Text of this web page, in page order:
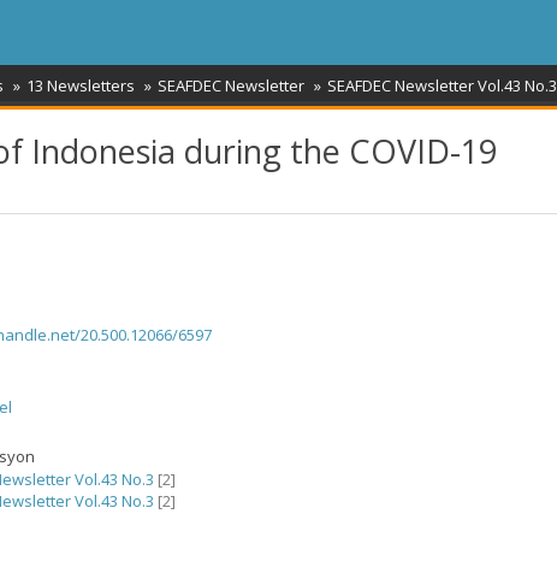
13 Newsletters SEAFDEC Newsletter SEAFDEC Newsletter Vol.43 No.3
Indonesia during the COVID-19
20.500.12066/6597
Vol.43 No.3 [2]
Vol.43 No.3 [2]